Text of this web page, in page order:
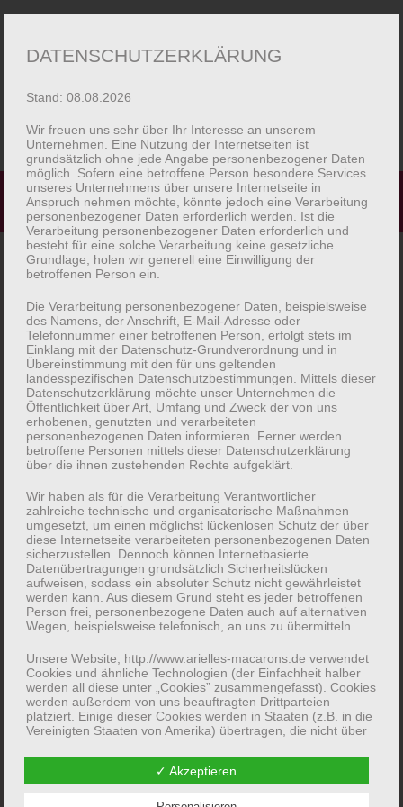
Navigation
Inhalt
Startseite
Macarons
Unser Piaggio
Bilder
Shop
Kontakt
Startseite Produkte verschlagwortet mit „Amazon“
Einzelnes Ergebnis wird angezeigt
ARIELLES MACARONS & SÜSSE K
ÖSTLICHKEITEN
Produkt auf Amazon kaufen
DATENSCHUTZERKLÄRUNG
Stand: 08.08.2026
Wir freuen uns sehr über Ihr Interesse an unserem
Unternehmen. Eine Nutzung der Internetseiten ist
grundsätzlich ohne jede Angabe personenbezogener Daten
möglich. Sofern eine betroffene Person besondere Services
unseres Unternehmens über unsere Internetseite in
Anspruch nehmen möchte, könnte jedoch eine Verarbeitung
personenbezogener Daten erforderlich werden. Ist die
Verarbeitung personenbezogener Daten erforderlich und
besteht für eine solche Verarbeitung keine gesetzliche
Grundlage, holen wir generell eine Einwilligung der
betroffenen Person ein.
Die Verarbeitung personenbezogener Daten, beispielsweise
des Namens, der Anschrift, E-Mail-Adresse oder
Telefonnummer einer betroffenen Person, erfolgt stets im
Einklang mit der Datenschutz-Grundverordnung und in
Übereinstimmung mit den für uns geltenden
landesspezifischen Datenschutzbestimmungen. Mittels dieser
Datenschutzerklärung möchte unser Unternehmen die
Öffentlichkeit über Art, Umfang und Zweck der von uns
erhobenen, genutzten und verarbeiteten
personenbezogenen Daten informieren. Ferner werden
betroffene Personen mittels dieser Datenschutzerklärung
über die ihnen zustehenden Rechte aufgeklärt.
Wir haben als für die Verarbeitung Verantwortlicher
zahlreiche technische und organisatorische Maßnahmen
umgesetzt, um einen möglichst lückenlosen Schutz der über
diese Internetseite verarbeiteten personenbezogenen Daten
sicherzustellen. Dennoch können Internetbasierte
Datenübertragungen grundsätzlich Sicherheitslücken
aufweisen, sodass ein absoluter Schutz nicht gewährleistet
werden kann. Aus diesem Grund steht es jeder betroffenen
Person frei, personenbezogene Daten auch auf alternativen
Wegen, beispielsweise telefonisch, an uns zu übermitteln.
Unsere Website, http://www.arielles-macarons.de verwendet
Cookies und ähnliche Technologien (der Einfachheit halber
werden all diese unter „Cookies” zusammengefasst). Cookies
werden außerdem von uns beauftragten Drittparteien
platziert. Einige dieser Cookies werden in Staaten (z.B. in die
Vereinigten Staaten von Amerika) übertragen, die nicht über
verfügen. In diesen Ländern stehen Ihnen unter Umstzänden
keine wirksamen und durchsetzbaren Rechtsmittel oder
Rechtsbehelfe zur Verfügung, um in einer dem EU-Recht
entsprechenden Weise Ihre datenschutz- und/oder
✓ Akzeptieren